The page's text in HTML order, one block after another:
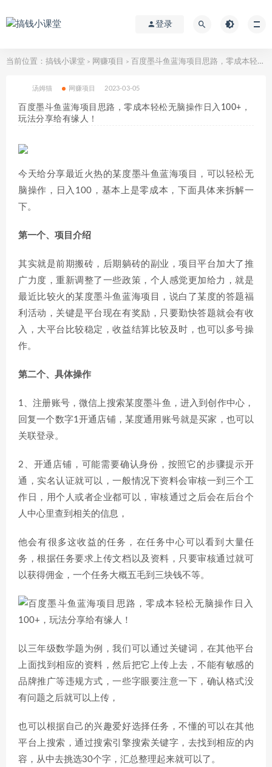
登录
当前位置： 搞钱小课堂 > 网赚项目 > 百度墨斗鱼蓝海项目思路，零成本轻松无脑操作日入100+，玩法分享给有缘人！
汤姆猫 网赚项目 2023-03-05
百度墨斗鱼蓝海项目思路，零成本轻松无脑操作日入100+，
玩法分享给有缘人！
今天给分享最近火热的某度墨斗鱼蓝海项目，可以轻松无
脑操作，日入100，基本上是零成本，下面具体来拆解一
下。
第一个、项目介绍
其实就是前期搬砖，后期躺砖的副业，项目平台加大了推
广力度，重新调整了一些政策，个人感觉更加给力，就是
最近比较火的某度墨斗鱼蓝海项目，说白了某度的答题福
利活动，关键是平台现在有奖励，只要勤快答题就会有收
入，大平台比较稳定，收益结算比较及时，也可以多号操
作。
第二个、具体操作
1、注册账号，微信上搜索某度墨斗鱼，进入到创作中心，
回复一个数字1开通店铺，某度通用账号就是买家，也可以
关联登录。
2、开通店铺，可能需要确认身份，按照它的步骤提示开
通，实名认证就可以，一般情况下资料会审核一到三个工
作日，用个人或者企业都可以，审核通过之后会在后台个
人中心里查到相关的信息，
他会有很多这收益的任务，在任务中心可以看到大量任
务，根据任务要求上传文档以及资料，只要审核通过就可
以获得佣金，一个任务大概五毛到三块钱不等。
以三年级数学题为例，我们可以通过关键词，在其他平台
上面找到相应的资料，然后把它上传上去，不能有敏感的
品牌推广等违规方式，一些字眼要注意一下，确认格式没
有问题之后就可以上传，
也可以根据自己的兴趣爱好选择任务，不懂的可以在其他
平台上搜索，通过搜索引擎搜索关键字，去找到相应的内
容，从中去挑选30个字，汇总整理起来就可以了。